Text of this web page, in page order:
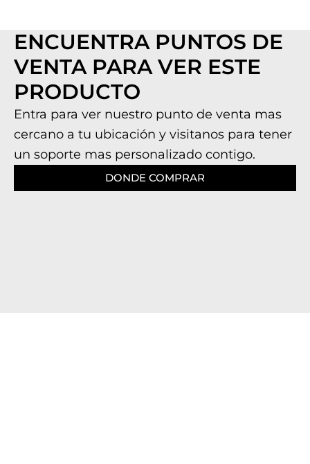
ENCUENTRA PUNTOS DE
VENTA PARA VER ESTE
PRODUCTO
Entra para ver nuestro punto de venta mas
cercano a tu ubicación y visitanos para tener
un soporte mas personalizado contigo.
DONDE COMPRAR